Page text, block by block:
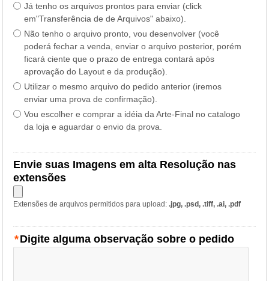
Já tenho os arquivos prontos para enviar (click
em"Transferência de de Arquivos" abaixo).
Não tenho o arquivo pronto, vou desenvolver (você
poderá fechar a venda, enviar o arquivo posterior, porém
ficará ciente que o prazo de entrega contará após
aprovação do Layout e da produção).
Utilizar o mesmo arquivo do pedido anterior (iremos
enviar uma prova de confirmação).
Vou escolher e comprar a idéia da Arte-Final no catalogo
da loja e aguardar o envio da prova.
Envie suas Imagens em alta Resolução nas
extensões
Extensões de arquivos permitidos para upload:.jpg, .psd, .tiff, .ai, .pdf
*Digite alguma observação sobre o pedido